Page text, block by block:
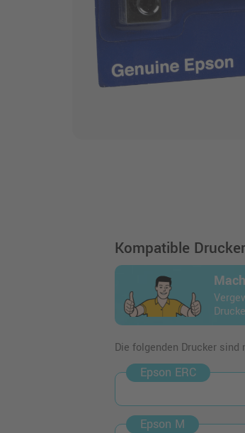
Kompatible
Die folgenden Drucker
Epson ERC
Epson M